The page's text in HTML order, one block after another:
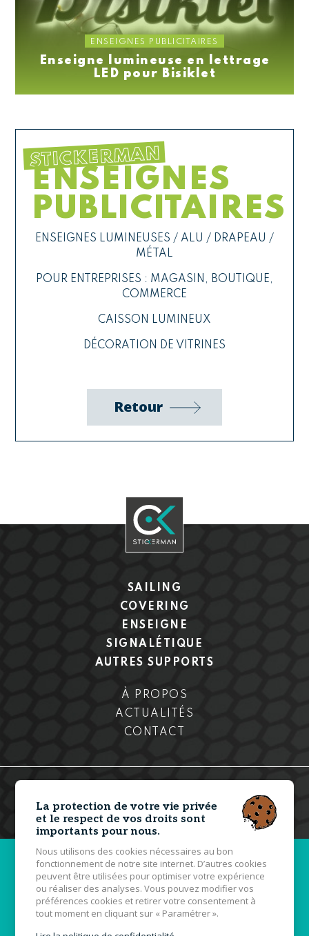
ENSEIGNES PUBLICITAIRES
Enseigne lumineuse en lettrage
LED pour Bisiklet
STICKERMAN
ENSEIGNES
PUBLICITAIRES
ENSEIGNES LUMINEUSES / ALU / DRAPEAU /
MÉTAL
POUR ENTREPRISES : MAGASIN, BOUTIQUE,
COMMERCE
CAISSON LUMINEUX
DÉCORATION DE VITRINES
Retour
SAILING
COVERING
ENSEIGNE
SIGNALÉTIQUE
AUTRES SUPPORTS
À PROPOS
ACTUALITÉS
CONTACT
contractuelles -Mentions légales
Grouplive - Agence web à Vannes
La protection de votre vie privée
et le respect de vos droits sont
importants pour nous.
Nous utilisons des cookies nécessaires au bon
fonctionnement de notre site internet. D’autres cookies
peuvent être utilisées pour optimiser votre expérience
ou réaliser des analyses. Vous pouvez modifier vos
préférences cookies et retirer votre consentement à
tout moment en cliquant sur « Paramétrer ».